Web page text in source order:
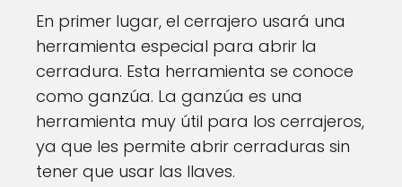
En primer lugar, el cerrajero usará una
herramienta especial para abrir la
cerradura. Esta herramienta se conoce
como ganzúa. La ganzúa es una
herramienta muy útil para los cerrajeros,
ya que les permite abrir cerraduras sin
tener que usar las llaves.